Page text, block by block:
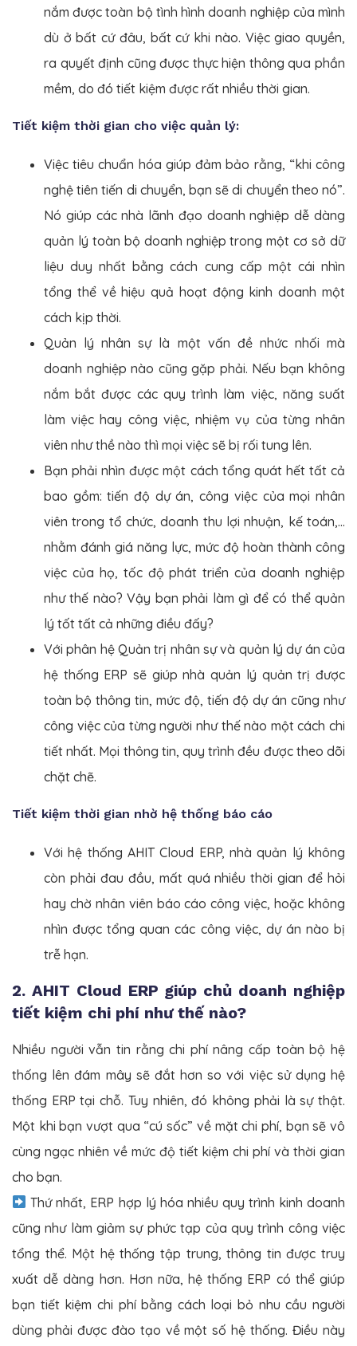
nắm được toàn bộ tình hình doanh nghiệp của mình
dù ở bất cứ đâu, bất cứ khi nào. Việc giao quyền,
ra quyết định cũng được thực hiện thông qua phần
mềm, do đó tiết kiệm được rất nhiều thời gian.
Tiết kiệm thời gian cho việc quản lý:
Việc tiêu chuẩn hóa giúp đảm bảo rằng, “khi công
nghệ tiên tiến di chuyển, bạn sẽ di chuyển theo nó”.
Nó giúp các nhà lãnh đạo doanh nghiệp dễ dàng
quản lý toàn bộ doanh nghiệp trong một cơ sở dữ
liệu duy nhất bằng cách cung cấp một cái nhìn
tổng thể về hiệu quả hoạt động kinh doanh một
cách kịp thời.
Quản lý nhân sự là một vấn đề nhức nhối mà
doanh nghiệp nào cũng gặp phải. Nếu bạn không
nắm bắt được các quy trình làm việc, năng suất
làm việc hay công việc, nhiệm vụ của từng nhân
viên như thề nào thì mọi việc sẽ bị rối tung lên.
Bạn phải nhìn được một cách tổng quát hết tất cả
bao gồm: tiến độ dự án, công việc của mọi nhân
viên trong tổ chức, doanh thu lợi nhuận, kế toán,…
nhằm đánh giá năng lực, mức độ hoàn thành công
việc của họ, tốc độ phát triển của doanh nghiệp
như thế nào? Vậy bạn phải làm gì để có thể quản
lý tốt tất cả những điều đấy?
Với phân hệ Quản trị nhân sự và quản lý dự án của
hệ thống ERP sẽ giúp nhà quản lý quản trị được
toàn bộ thông tin, mức độ, tiến độ dự án cũng như
công việc của từng người như thế nào một cách chi
tiết nhất. Mọi thông tin, quy trình đều được theo dõi
chặt chẽ.
Tiết kiệm thời gian nhờ hệ thống báo cáo
Với hệ thống AHIT Cloud ERP, nhà quản lý không
còn phải đau đầu, mất quá nhiều thời gian để hỏi
hay chờ nhân viên báo cáo công việc, hoặc không
nhìn được tổng quan các công việc, dự án nào bị
trễ hạn.
2. AHIT Cloud ERP giúp chủ doanh nghiệp
tiết kiệm chi phí như thế nào?
Nhiều người vẫn tin rằng chi phí nâng cấp toàn bộ hệ
thống lên đám mây sẽ đắt hơn so với việc sử dụng hệ
thống ERP tại chỗ. Tuy nhiên, đó không phải là sự thật.
Một khi bạn vượt qua “cú sốc” về mặt chi phí, bạn sẽ vô
cùng ngạc nhiên về mức độ tiết kiệm chi phí và thời gian
cho bạn.
Thứ nhất, ERP hợp lý hóa nhiều quy trình kinh doanh
cũng như làm giảm sự phức tạp của quy trình công việc
tổng thể. Một hệ thống tập trung, thông tin được truy
xuất dễ dàng hơn. Hơn nữa, hệ thống ERP có thể giúp
bạn tiết kiệm chi phí bằng cách loại bỏ nhu cầu người
dùng phải được đào tạo về một số hệ thống. Điều này